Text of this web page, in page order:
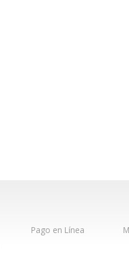
Pago en Línea